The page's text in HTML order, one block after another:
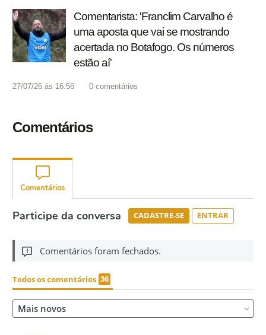
Comentarista: 'Franclim Carvalho é
uma aposta que vai se mostrando
acertada no Botafogo. Os números
estão aí'
27/07/26 às 16:56 0 comentários
Comentários